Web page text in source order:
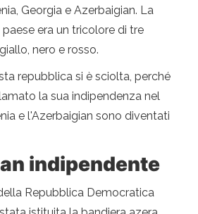
Georgia e Azerbaigian. La
era un tricolore di tre
nero e rosso.
repubblica si è sciolta, perché
la sua indipendenza nel
e l'Azerbaigian sono diventati
indipendente
Repubblica Democratica